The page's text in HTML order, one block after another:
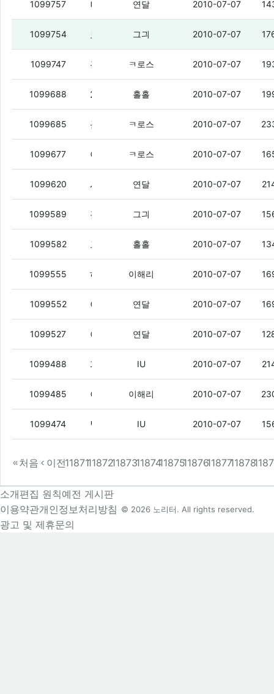
1099757 연달 2010-07-07
1099754 그긔 2010-07-07
1099747 (2)
ㅋ로스 2010-07-07
1099688 (4)
홀홀 2010-07-07
1099685 (2)
ㅋ로스 2010-07-07
1099677 (5)
ㅋ로스 2010-07-07
1099620 (6)
연달 2010-07-07
1099589 (3)그긔 2010-07-07
1099582 (2)
홀홀 2010-07-07
1099555 이해리 2010-07-07
1099552 연달 2010-07-07
1099527 연달 2010-07-07
1099488 (3)
IU 2010-07-07
1099485 이해리 2010-07-07
1099474 (2)
IU 2010-07-07
처음 이전1187111872118731187411875118761187711878
소개편집 원칙예전 게시판
이용약관개인정보처리방침
광고 및 제휴문의
© 2026 노리터. All rights reserved.